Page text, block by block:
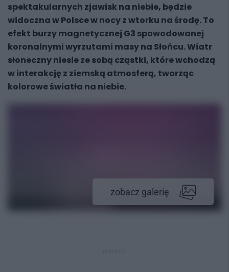
spektakularnych zjawisk na niebie, będzie
widoczna w Polsce w nocy z wtorku na środę. To
efekt burzy magnetycznej G3 spowodowanej
koronalnymi wyrzutami masy na Słońcu. Wiatr
słoneczny niesie ze sobą cząstki, które wchodzą
w interakcję z ziemską atmosferą, tworząc
kolorowe światła na niebie.
zobacz galerię